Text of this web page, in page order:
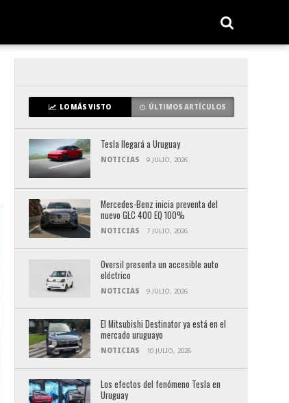
LO MÁS VISTO ÚLTIMOS ARTÍCULOS
Tesla llegará a Uruguay
NOTICIAS 9 JULIO, 2026
Mercedes-Benz inicia preventa del
nuevo GLC 400 EQ 100%
NOTICIAS 7 JULIO, 2026
Oversil presenta un accesible auto
eléctrico
NOTICIAS 9 JULIO, 2026
El Mitsubishi Destinator ya está en el
mercado uruguayo
NOTICIAS 10 JULIO, 2026
Los efectos del fenómeno Tesla en
Uruguay